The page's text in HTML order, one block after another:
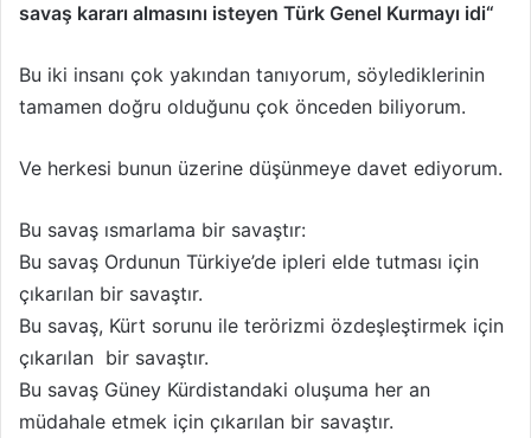
savaş kararı almasını isteyen Türk Genel Kurmayı idi“
Bu iki insanı çok yakından tanıyorum, söylediklerinin
tamamen doğru olduğunu çok önceden biliyorum.
Ve herkesi bunun üzerine düşünmeye davet ediyorum.
Bu savaş ısmarlama bir savaştır:
Bu savaş Ordunun Türkiye’de ipleri elde tutması için
çıkarılan bir savaştır.
Bu savaş, Kürt sorunu ile terörizmi özdeşleştirmek için
çıkarılan bir savaştır.
Bu savaş Güney Kürdistandaki oluşuma her an
müdahale etmek için çıkarılan bir savaştır.